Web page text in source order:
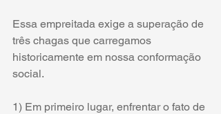
Essa empreitada exige a superação de
três chagas que carregamos
historicamente em nossa conformação
social.
1) Em primeiro lugar, enfrentar o fato de